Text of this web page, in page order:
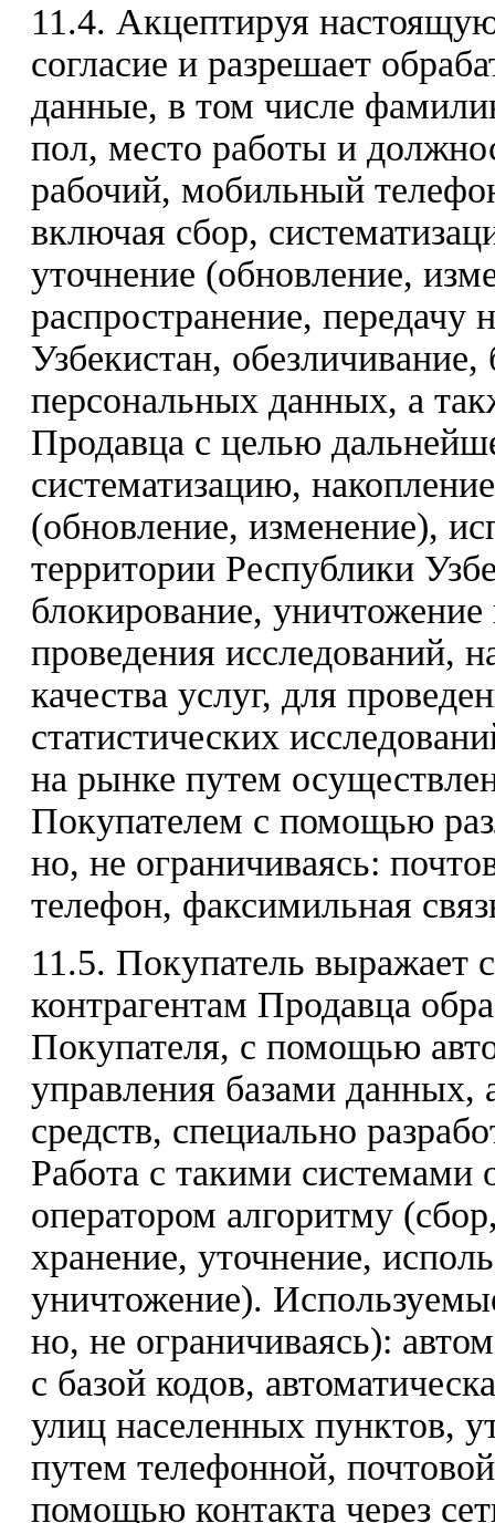
11.4. Акцептируя
согласие и разрешает
данные, в том числе
пол, место работы и
рабочий, мобильный
включая сбор,
уточнение (обновление,
распространение, передачу
Узбекистан,
персональных данных, а
Продавца с целью
систематизацию,
(обновление, изменение),
территории Республики
блокирование,
проведения исследований,
качества услуг, для
статистических
на рынке путем
Покупателем с помощью
но, не ограничиваясь:
телефон, факсимильная
11.5. Покупатель выражает
контрагентам Продавца
Покупателя, с помощью
управления базами
средств, специально
Работа с такими системами
оператором алгоритму
хранение, уточнение,
уничтожение).
но, не ограничиваясь):
с базой кодов,
улиц населенных пунктов,
путем телефонной,
помощью контакта через